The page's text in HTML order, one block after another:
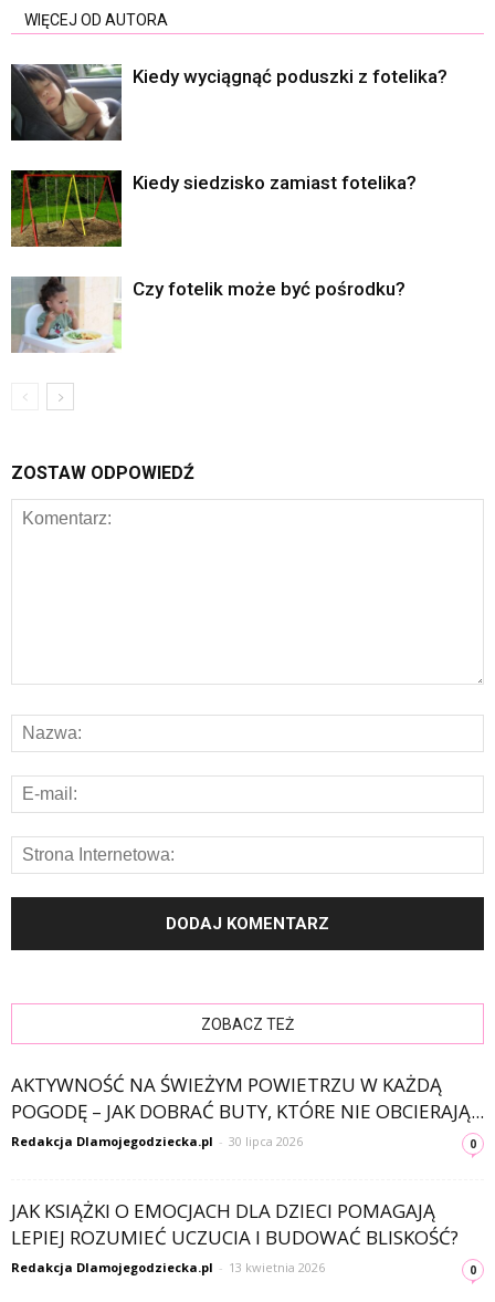
WIĘCEJ OD AUTORA
Kiedy wyciągnąć poduszki z fotelika?
Kiedy siedzisko zamiast fotelika?
Czy fotelik może być pośrodku?
ZOSTAW ODPOWIEDŹ
ZOBACZ TEŻ
AKTYWNOŚĆ NA ŚWIEŻYM POWIETRZU W KAŻDĄ
POGODĘ – JAK DOBRAĆ BUTY, KTÓRE NIE OBCIERAJĄ...
Redakcja Dlamojegodziecka.pl - 30 lipca 2026 0
JAK KSIĄŻKI O EMOCJACH DLA DZIECI POMAGAJĄ
LEPIEJ ROZUMIEĆ UCZUCIA I BUDOWAĆ BLISKOŚĆ?
Redakcja Dlamojegodziecka.pl - 13 kwietnia 2026 0